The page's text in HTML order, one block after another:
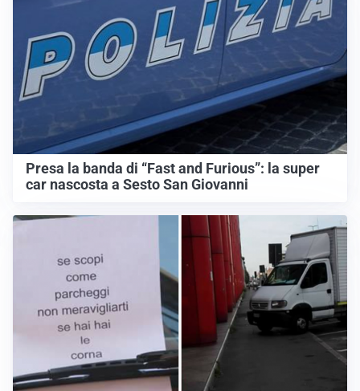
Presa la banda di “Fast and Furious”: la super
car nascosta a Sesto San Giovanni